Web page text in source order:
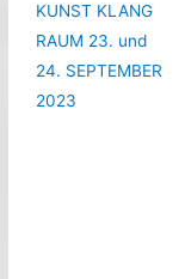
KUNST KLANG
RAUM 23. und
24. SEPTEMBER
2023